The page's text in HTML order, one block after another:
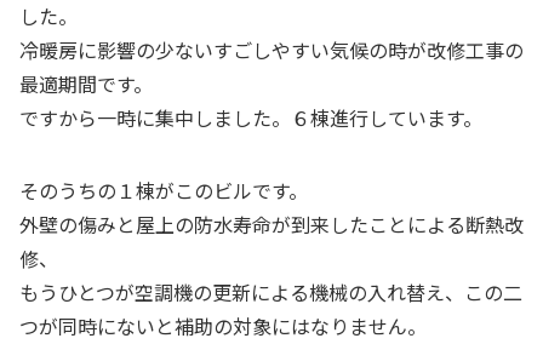
した。
冷暖房に影響の少ないすごしやすい気候の時が改修工事の
最適期間です。
ですから一時に集中しました。６棟進行しています。
そのうちの１棟がこのビルです。
外壁の傷みと屋上の防水寿命が到来したことによる断熱改
修、
もうひとつが空調機の更新による機械の入れ替え、この二
つが同時にないと補助の対象にはなりません。